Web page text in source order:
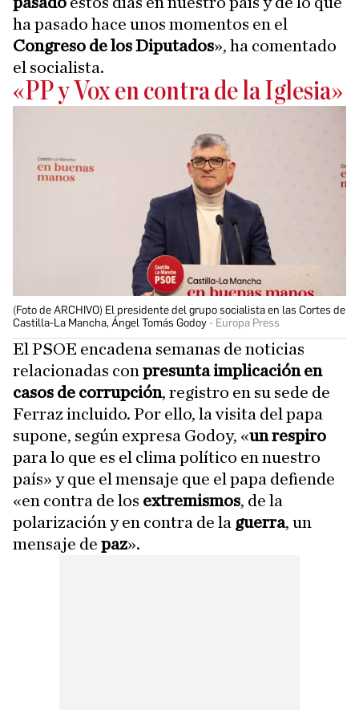
ha pasado hace unos momentos en el
Congreso de los Diputados», ha comentado
el socialista.
«PP y Vox en contra de la Iglesia»
(Foto de ARCHIVO) El presidente del grupo socialista en las Cortes de
Castilla-La Mancha, Ángel Tomás Godoy
Europa Press
El PSOE encadena semanas de noticias
relacionadas con presunta implicación en
casos de corrupción, registro en su sede de
Ferraz incluido. Por ello, la visita del papa
supone, según expresa Godoy, «un respiro
para lo que es el clima político en nuestro
país» y que el mensaje que el papa defiende
«en contra de los extremismos, de la
polarización y en contra de la guerra, un
mensaje de paz».